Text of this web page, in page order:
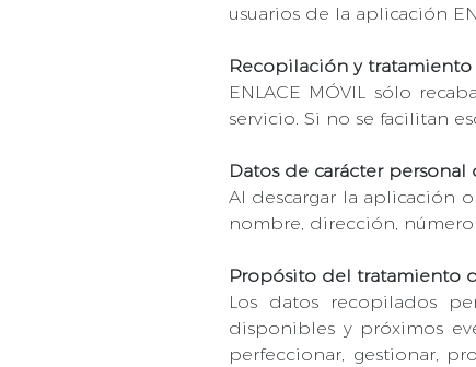
usuarios de la aplicación
Recopilación y
ENLACE MÓVIL sólo
servicio. Si no se facilitan
Datos de carácter
Al descargar la aplicación
nombre, dirección,
Propósito del tratamiento
Los datos recopilados
disponibles y próximos
perfeccionar, gestionar,